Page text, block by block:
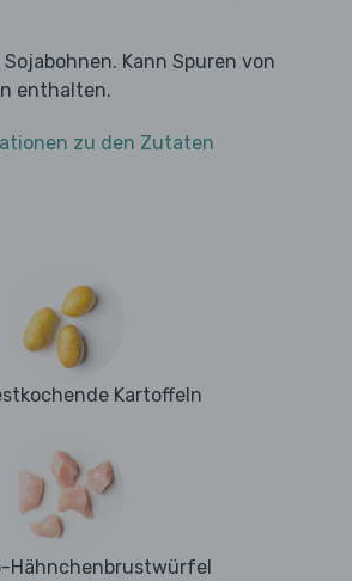
Sojabohnen. Kann Spuren von
enthalten.
zu den Zutaten
Kartoffeln
Hähnchenbrustwürfel